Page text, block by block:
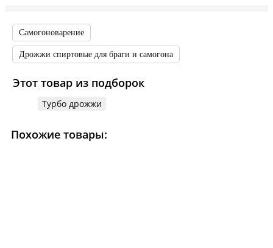
Самогоноварение
Дрожжи спиртовые для браги и самогона
Этот товар из подборок
Турбо дрожжи
Похожие товары: